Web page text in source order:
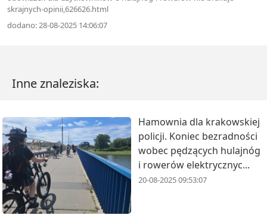
skrajnych-opinii,626626.html
dodano: 28-08-2025 14:06:07
Inne znaleziska:
Hamownia dla krakowskiej
policji. Koniec bezradności
wobec pędzących hulajnóg
i rowerów elektrycznyc...
20-08-2025 09:53:07